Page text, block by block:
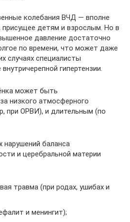
колебания ВЧД — вполне
присущее детям и взрослым. Но в
давление достаточно
по времени, что может даже
случаях специалисты
гипертензии.
может быть
низкого атмосферного
при ОРВИ), и длительным (по
нарушений баланса
и церебральной материи
травма (при родах, ушибах и
и менингит);